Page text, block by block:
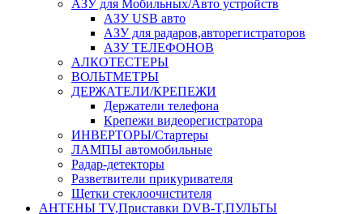
АЗУ для Мобильных/Авто устройств
АЗУ USB авто
АЗУ для радаров,авторегистраторов
АЗУ ТЕЛЕФОНОВ
АЛКОТЕСТЕРЫ
ВОЛЬТМЕТРЫ
ДЕРЖАТЕЛИ/КРЕПЕЖИ
Держатели телефона
Крепежи видеорегистратора
ИНВЕРТОРЫ/Стартеры
ЛАМПЫ автомобильные
Радар-детекторы
Разветвители прикуривателя
Щетки стеклоочистителя
АНТЕНЫ ТV,Приставки DVB-T,ПУЛЬТЫ